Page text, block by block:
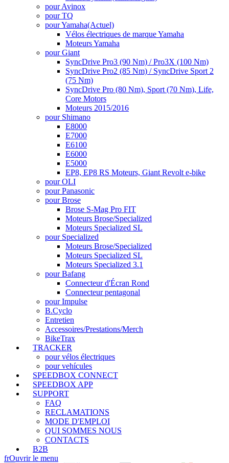
pour Avinox
pour TQ
pour Yamaha(Actuel)
Vélos électriques de marque Yamaha
Moteurs Yamaha
pour Giant
SyncDrive Pro3 (90 Nm) / Pro3X (100 Nm)
SyncDrive Pro2 (85 Nm) / SyncDrive Sport 2
(75 Nm)
SyncDrive Pro (80 Nm), Sport (70 Nm), Life,
Core Motors
Moteurs 2015/2016
pour Shimano
E8000
E7000
E6100
E6000
E5000
EP8, EP8 RS Moteurs, Giant Revolt e-bike
pour OLI
pour Panasonic
pour Brose
Brose S-Mag Pro FIT
Moteurs Brose/Specialized
Moteurs Specialized SL
pour Specialized
Moteurs Brose/Specialized
Moteurs Specialized SL
Moteurs Specialized 3.1
pour Bafang
Connecteur d'Écran Rond
Connecteur pentagonal
pour Impulse
B.Cyclo
Entretien
Accessoires/Prestations/Merch
BikeTrax
TRACKER
pour vélos électriques
pour vehícules
SPEEDBOX CONNECT
SPEEDBOX APP
SUPPORT
FAQ
RECLAMATIONS
MODE D'EMPLOI
QUI SOMMES NOUS
CONTACTS
B2B
frOuvrir le menu